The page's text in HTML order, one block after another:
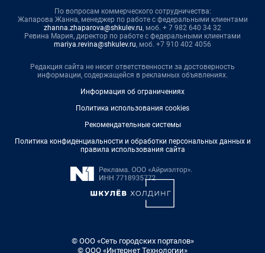
По вопросам коммерческого сотрудничества:
Жапарова Жанна, менеджер по работе с федеральными клиентами
zhanna.zhaparova@shkulev.ru, моб. + 7 982 640 34 32
Ревина Мария, директор по работе с федеральными клиентами
mariya.revina@shkulev.ru, моб. +7 910 402 4056
Редакция сайта не несет ответственности за достоверность
информации, содержащейся в рекламных объявлениях.
Информация об ограничениях
Политика использования cookies
Рекомендательные системы
Политика конфиденциальности и обработки персональных данных и
правила использования сайта
© ООО «Сеть городских порталов»
© ООО «Интернет Технологии»